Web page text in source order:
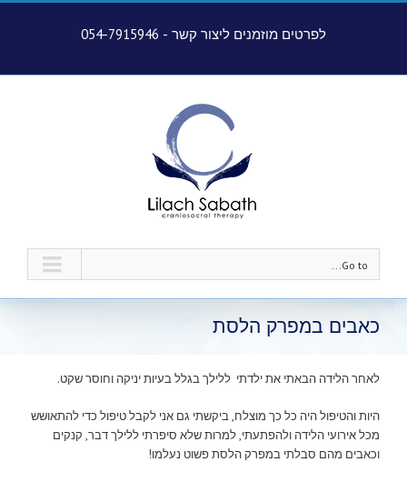
לפרטים מוזמנים ליצור קשר - 054-7915946
Go to...
כאבים במפרק הלסת
לאחר הלידה הבאתי את ילדתי ללילך בגלל בעיות יניקה וחוסר שקט.
היות והטיפול היה כל כך מוצלח, ביקשתי גם אני לקבל טיפול כדי להתאושש
מכל אירועי הלידה ולהפתעתי, למרות שלא סיפרתי ללילך דבר, קנקים
וכאבים מהם סבלתי במפרק הלסת פשוט נעלמו!